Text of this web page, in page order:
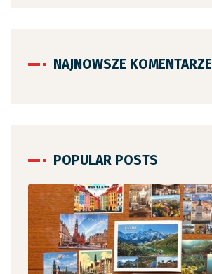
NAJNOWSZE KOMENTARZE
POPULAR POSTS